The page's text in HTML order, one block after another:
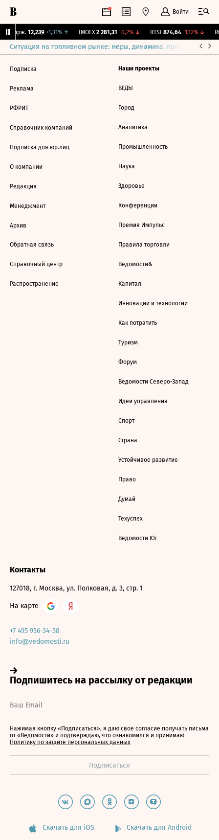
Войти
Бирж. 12,239 +1,31%↑ IMOEX 2 281,31 -0,2%↓ RTSI 874,64 -1,12%↓
Ситуация на топливном рынке: меры, динамика, прогнозы
Подписка
Реклама
РФРИТ
Справочник компаний
Подписка для юр.лиц
О компании
Редакция
Менеджмент
Архив
Обратная связь
Справочный центр
Распространение
Наши проекты
ВЕДЫ
Город
Аналитика
Промышленность
Наука
Здоровье
Конференции
Премия Импульс
Правила торговли
Ведомости&
Капитал
Инновации и технологии
Как потратить
Туризм
Форум
Ведомости Северо-Запад
Идеи управления
Спорт
Страна
Устойчивое развитие
Право
Думай
Техуспех
Ведомости Юг
Контакты
127018, г. Москва, ул. Полковая, д. 3, стр. 1
На карте
+7 495 956-34-58
info@vedomosti.ru
Нажимая кнопку «Подписаться», я даю свое согласие получать письма
от «Ведомости» и подтверждаю, что ознакомился и принимаю
Политику по защите персональных данных
Скачать для iOS Скачать для Android